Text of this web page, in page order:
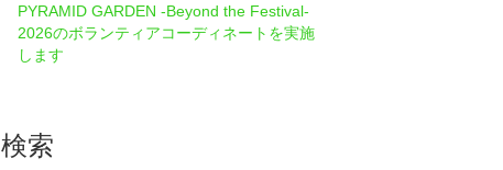
PYRAMID GARDEN -Beyond the Festival-
2026のボランティアコーディネートを実施
します
検索